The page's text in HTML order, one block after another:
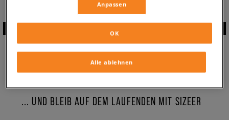
ABONNIERE UNSEREN
NEWSLETTER
... UND BLEIB AUF DEM LAUFENDEN MIT SIZEER
Anpassen
Alle ablehnen
OK